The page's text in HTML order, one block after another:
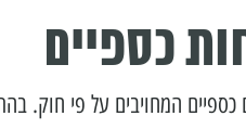
כספיים
כספיים המחויבים על פי חוק.